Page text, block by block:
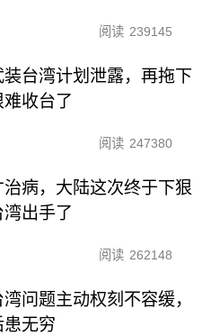
阅读 239145
装台湾计划泄露，再拖下
难收台了
阅读 247380
治病，大陆这次终于下狠
湾出手了
阅读 262148
问题主动权刻不容缓，
患无穷